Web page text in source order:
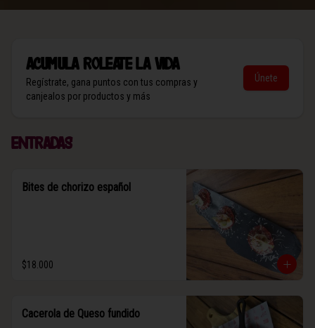
AcumulaRoleate la vida
Regístrate, gana puntos con tus compras y
canjealos por productos y más
Únete
Entradas
Bites de chorizo español
$18.000
Cacerola de Queso fundido